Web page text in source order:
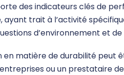
des indicateurs clés de
ayant trait à l’activité
d’environnement et
en matière de durabilité
ou un prestataire